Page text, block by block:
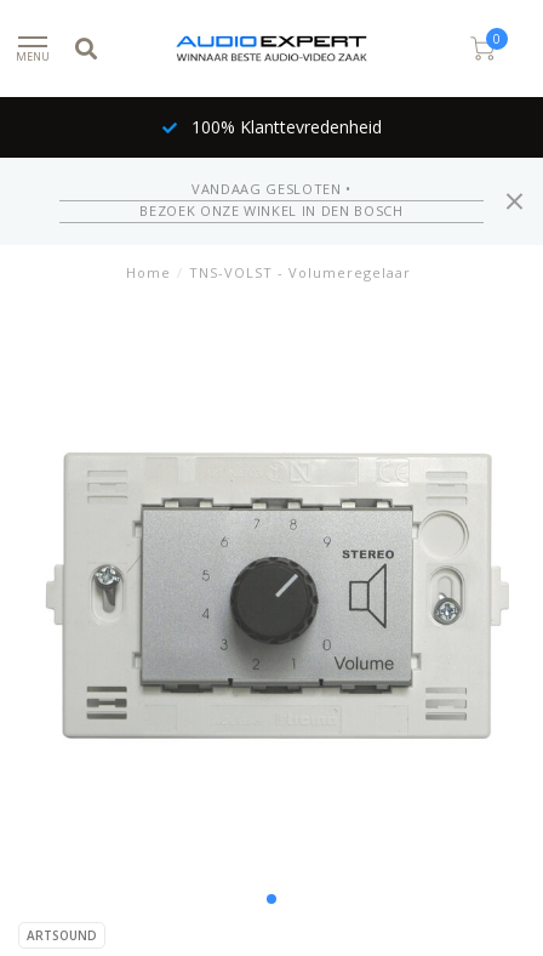
MENU
0
100% Klanttevredenheid
VANDAAG GESLOTEN •
BEZOEK ONZE WINKEL IN DEN BOSCH
Home / TNS-VOLST - Volumeregelaar
ARTSOUND